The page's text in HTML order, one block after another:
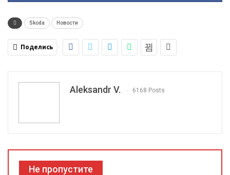
Skoda Новости
Поделись
Aleksandr V. 6168 Posts
Не пропустите